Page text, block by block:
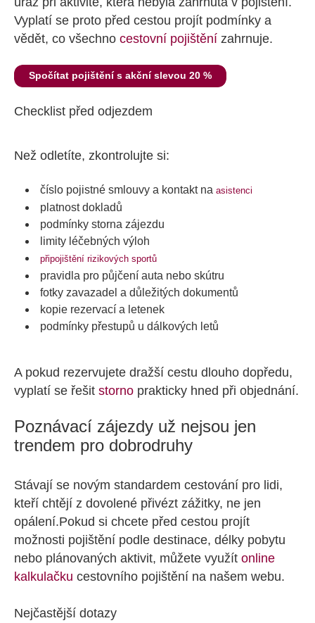
Vyplatí se proto před cestou projít podmínky a
vědět, co všechno cestovní pojištění zahrnuje.
Spočítat pojištění s akční slevou 20 %
Checklist před odjezdem
Než odletíte, zkontrolujte si:
číslo pojistné smlouvy a kontakt na asistenci
platnost dokladů
podmínky storna zájezdu
limity léčebných výloh
připojištění rizikových sportů
pravidla pro půjčení auta nebo skútru
fotky zavazadel a důležitých dokumentů
kopie rezervací a letenek
podmínky přestupů u dálkových letů
A pokud rezervujete dražší cestu dlouho dopředu,
vyplatí se řešit storno prakticky hned při objednání.
Poznávací zájezdy už nejsou jen
trendem pro dobrodruhy
Stávají se novým standardem cestování pro lidi,
kteří chtějí z dovolené přivézt zážitky, ne jen
opálení.Pokud si chcete před cestou projít
možnosti pojištění podle destinace, délky pobytu
nebo plánovaných aktivit, můžete využít online
kalkulačku cestovního pojištění na našem webu.
Nejčastější dotazy